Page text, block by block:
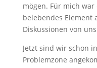
mögen. Für mich
belebendes Element
Diskussionen von
Jetzt sind wir schon
Problemzone